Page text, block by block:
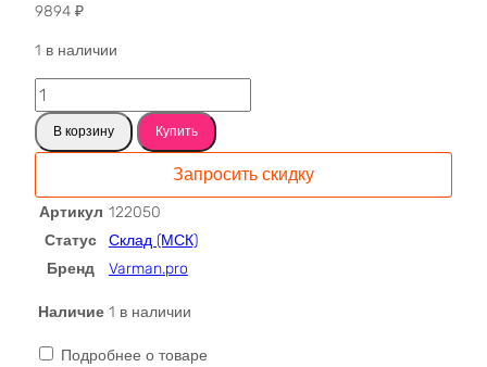
9894 ₽
1 в наличии
Количество
товара
Карагач
спил
122050
В корзину Купить
Запросить скидку
Артикул 122050
Статус
Склад (МСК)
Бренд
Varman.pro
Наличие 1 в наличии
Подробнее о товаре